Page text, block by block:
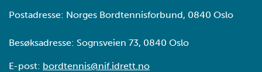
Postadresse: Norges Bordtennisforbund, 0840 Oslo
Besøksadresse: Sognsveien 73, 0840 Oslo
E-post: bordtennis@nif.idrett.no